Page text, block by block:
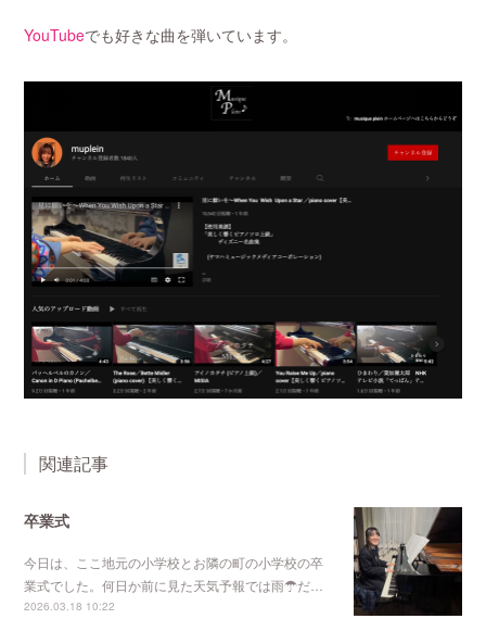
YouTubeでも好きな曲を弾いています。
関連記事
卒業式
今日は、ここ地元の小学校とお隣の町の小学校の卒
業式でした。何日か前に見た天気予報では雨☂だ…
2026.03.18 10:22